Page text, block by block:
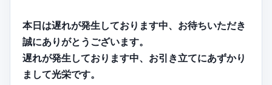
本日は遅れが発生しております中、お待ちいただき
誠にありがとうございます。
遅れが発生しております中、お引き立てにあずかり
まして光栄です。